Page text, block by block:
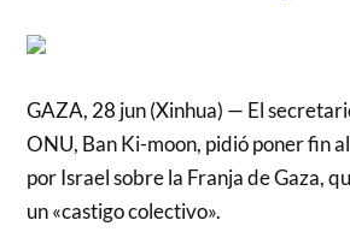
GAZA, 28 jun (Xinhua) — El
ONU, Ban Ki-moon, pidió poner fin
por Israel sobre la Franja de Gaza,
un «castigo colectivo».